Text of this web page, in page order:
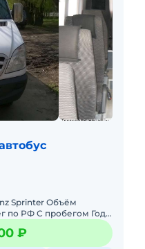
Sprinter Объём
по РФ С пробегом Год
Тип Туристический
₽